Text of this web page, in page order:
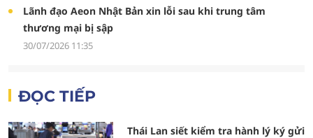
Lãnh đạo Aeon Nhật Bản xin lỗi sau khi trung tâm
thương mại bị sập
30/07/2026 11:35
ĐỌC TIẾP
Thái Lan siết kiểm tra hành lý ký gửi